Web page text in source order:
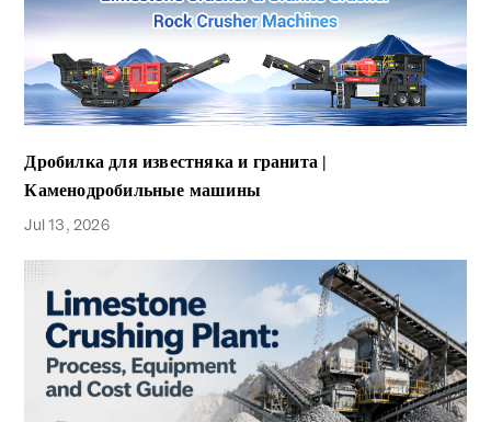
Дробилка для известняка и гранита |
Каменодробильные машины
Jul 13, 2026